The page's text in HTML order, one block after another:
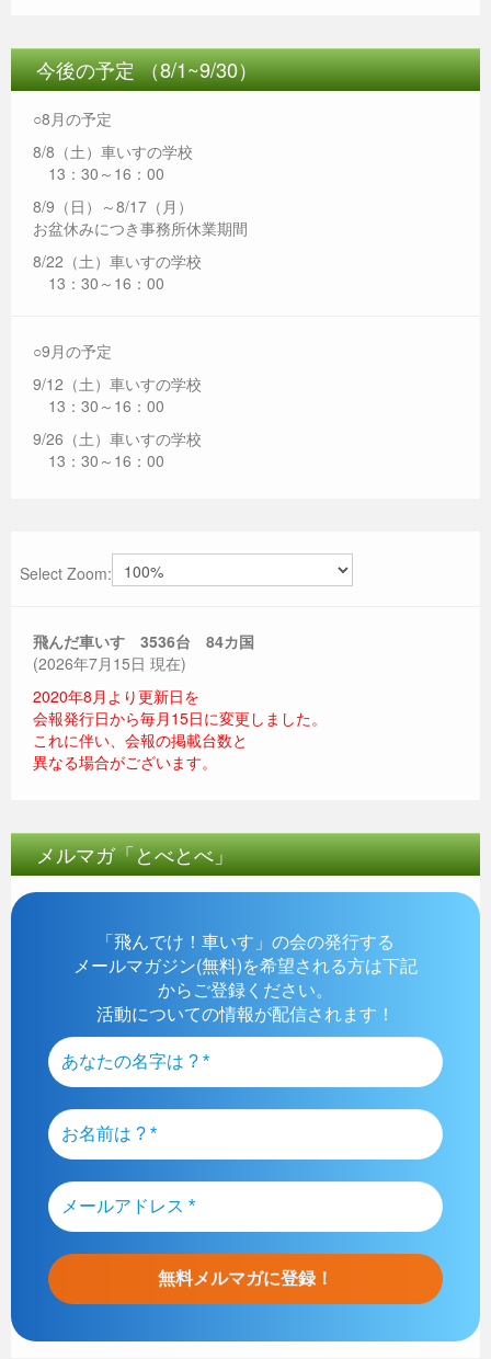
今後の予定 （8/1~9/30）
○8月の予定
8/8（土）車いすの学校
13：30～16：00
8/9（日）～8/17（月）
お盆休みにつき事務所休業期間
8/22（土）車いすの学校
13：30～16：00
○9月の予定
9/12（土）車いすの学校
13：30～16：00
9/26（土）車いすの学校
13：30～16：00
Select Zoom:
飛んだ車いす 3536台 84カ国
(2026年7月15日 現在)
2020年8月より更新日を
会報発行日から毎月15日に変更しました。
これに伴い、会報の掲載台数と
異なる場合がございます。
メルマガ「とべとべ」
「飛んでけ！車いす」の会の発行する
メールマガジン(無料)を希望される方は下記
からご登録ください。
活動についての情報が配信されます！